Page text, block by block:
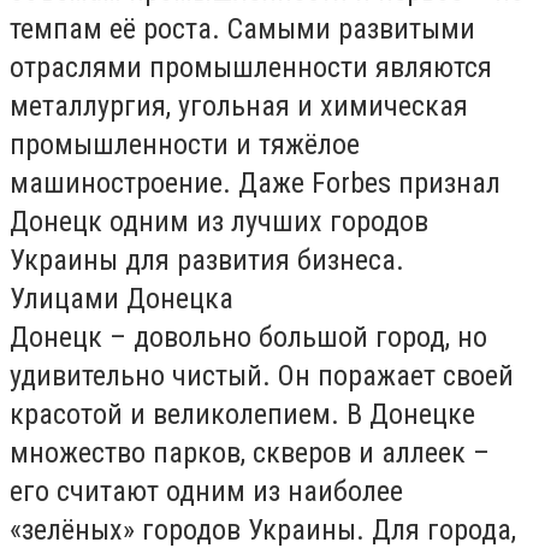
темпам её роста. Самыми развитыми
отраслями промышленности являются
металлургия, угольная и химическая
промышленности и тяжёлое
машиностроение. Даже Forbes признал
Донецк одним из лучших городов
Украины для развития бизнеса.
Улицами Донецка
Донецк – довольно большой город, но
удивительно чистый. Он поражает своей
красотой и великолепием. В Донецке
множество парков, скверов и аллеек –
его считают одним из наиболее
«зелёных» городов Украины. Для города,